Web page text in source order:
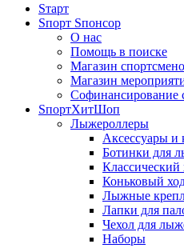
Sтарт
Sпорт Sпонсор
О нас
Помощь в поиске
Магазин
Магазин
Софинансирование
SпортХитШоп
Лыжероллеры
Аксессуары
Ботинки для
Классический
Коньковый
Лыжные
Лапки для
Чехол для
Наборы